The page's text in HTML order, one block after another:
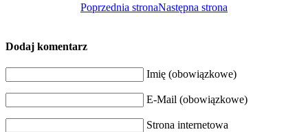
Poprzednia stronaNastępna strona
Dodaj komentarz
Imię (obowiązkowe)
E-Mail (obowiązkowe)
Strona internetowa